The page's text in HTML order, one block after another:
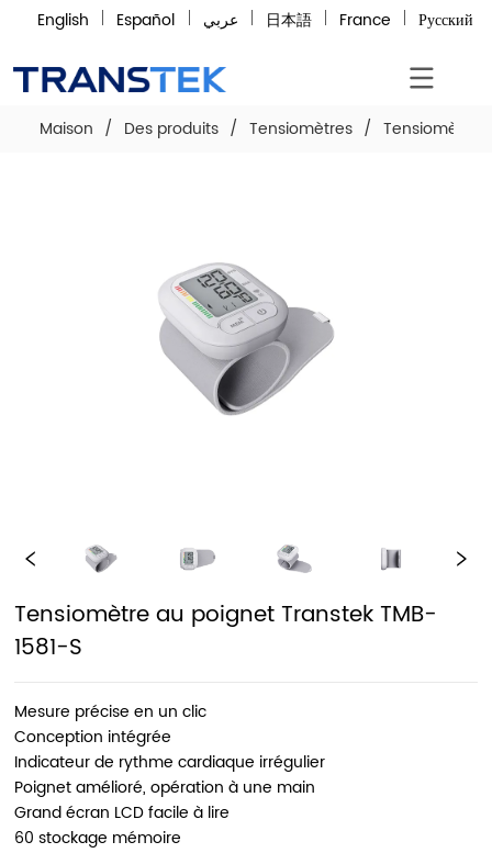
English Español عربي 日本語 France Русский
Maison / Des produits / Tensiomètres / Tensiomètre
Tensiomètre au poignet Transtek TMB-
1581-S
Mesure précise en un clic
Conception intégrée
Indicateur de rythme cardiaque irrégulier
Poignet amélioré, opération à une main
Grand écran LCD facile à lire
60 stockage mémoire